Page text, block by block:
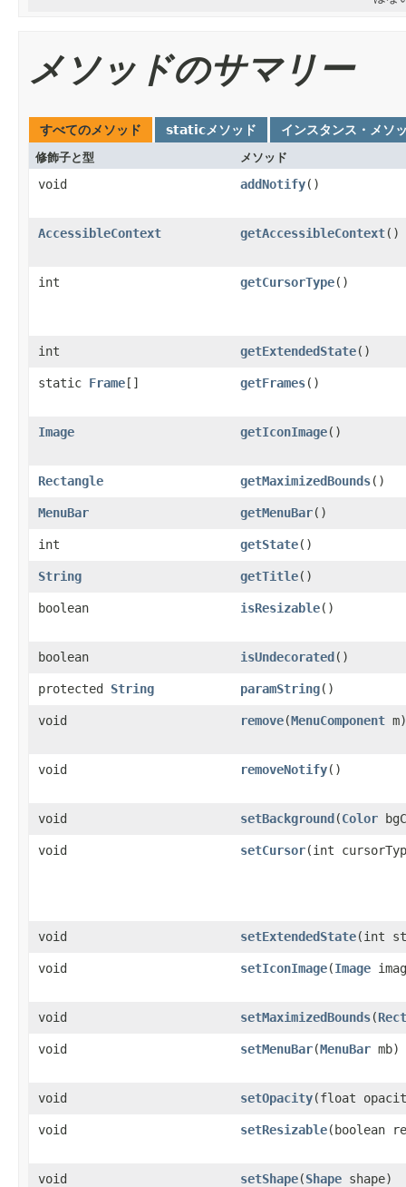
メソッドのサマリー
すべてのメソッド staticメソッド インスタンス・メソ
修飾子と型 メソッド
void addNotify()
AccessibleContext getAccessibleContext()
int getCursorType()
int getExtendedState()
static Frame[] getFrames()
Image getIconImage()
Rectangle getMaximizedBounds()
MenuBar getMenuBar()
int getState()
String getTitle()
boolean isResizable()
boolean isUndecorated()
protected String paramString()
void remove(MenuComponent m)
void removeNotify()
void setBackground(Color
void setCursor(int
void setExtendedState(int
void setIconImage(Image
void setMaximizedBounds(
void setMenuBar(MenuBar mb)
void setOpacity(float
void setResizable(boolean
void setShape(Shape shape)